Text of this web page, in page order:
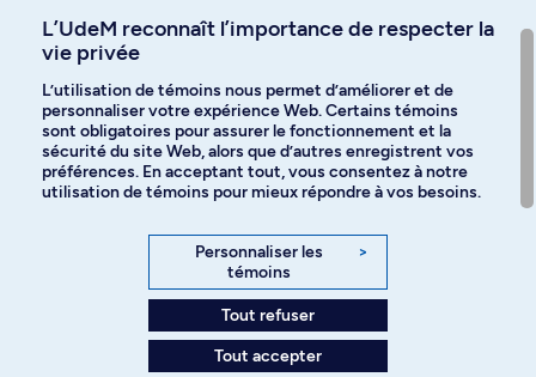
Langues
Facebook Instagram
YouTube
L’UdeM reconnaît l’importance de respecter la
vie privée
L’utilisation de témoins nous permet d’améliorer et de
personnaliser votre expérience Web. Certains témoins
sont obligatoires pour assurer le fonctionnement et la
sécurité du site Web, alors que d’autres enregistrent vos
préférences. En acceptant tout, vous consentez à notre
utilisation de témoins pour mieux répondre à vos besoins.
Personnaliser les
témoins
>
Tout refuser
Tout accepter